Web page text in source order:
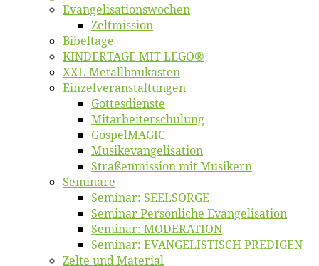
Evangelisa­tions­wo­chen
Zelt­mis­si­on
Bi­bel­ta­ge
KINDERTAGE MIT LEGO®
XXL-Me­­tal­l­­bau­­kas­­ten
Einzelver­an­stal­tungen
Got­tes­diens­te
Mitarbeiter­schulung
Gos­pel­MA­GIC
Musikevan­ge­li­sa­tion
Straßenmis­sion mit Musikern
Se­mi­na­re
Se­mi­nar: SEELSORGE
Se­mi­nar Per­sön­li­che Evangelisation
Se­mi­nar: MODERATION
Se­mi­nar: EVANGELISTISCH PREDIGEN
Zel­te und Material